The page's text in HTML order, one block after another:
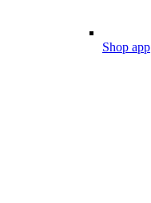
Shop app